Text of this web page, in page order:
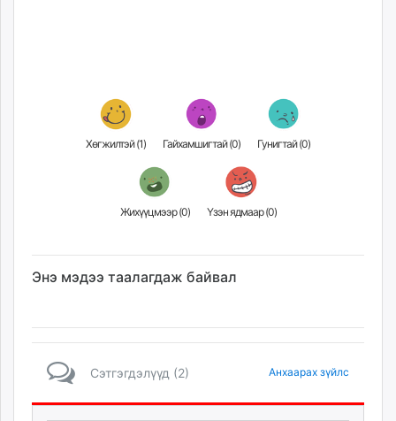
Хөгжилтэй (1) Гайхамшигтай (0) Гунигтай (0)
Жихүүцмээр (0) Үзэн ядмаар (0)
Энэ мэдээ таалагдаж байвал
Сэтгэгдэлүүд (2) Анхаарах зүйлс